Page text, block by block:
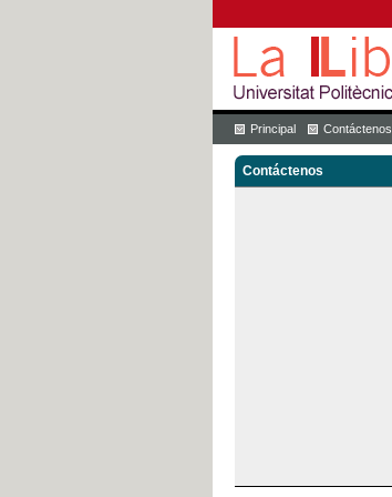
Principal Contáctenos
Contáctenos